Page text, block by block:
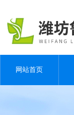
网站首页